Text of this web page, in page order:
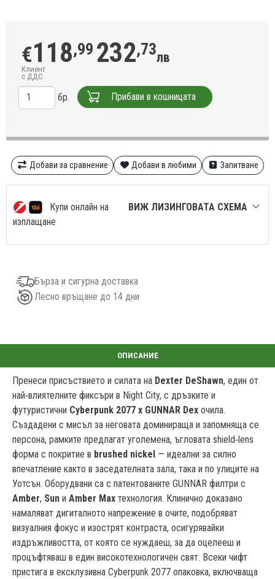
€118,99 232,73лв
Клиент
с ДДС
бр. Прибави в кошницата
Добави за сравнение Добави в любими Запитване
Купи онлайн на
изплащане
ВИЖ ЛИЗИНГОВАТА СХЕМА
Бърза и сигурна доставка
Лесно връщане до 14 дни
Пренеси присъствието и силата на Dexter DeShawn, един от
най‑влиятелните фиксъри в Night City, с дръзките и
футуристични Cyberpunk 2077 x GUNNAR Dex очила.
Създадени с мисъл за неговата доминираща и запомняща се
персона, рамките предлагат уголемена, ъгловата shield‑lens
форма с покритие в brushed nickel — идеални за силно
впечатление както в заседателната зала, така и по улиците на
Уотсън. Оборудвани са с патентованите GUNNAR филтри с
Amber, Sun и Amber Max технология. Клинично доказано
намаляват дигиталното напрежение в очите, подобряват
визуалния фокус и изострят контраста, осигурявайки
издръжливостта, от която се нуждаеш, за да оцелееш и
процъфтяваш в един високотехнологичен свят. Всеки чифт
пристига в ексклузивна Cyberpunk 2077 опаковка, включваща